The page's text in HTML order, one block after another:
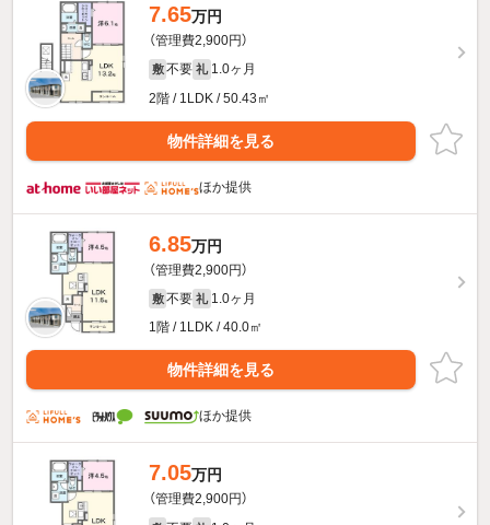
7.65万円
（管理費2,900円）
敷 不要 礼 1.0ヶ月
2階 / 1LDK / 50.43㎡
物件詳細を見る
ほか提供
6.85万円
（管理費2,900円）
敷 不要 礼 1.0ヶ月
1階 / 1LDK / 40.0㎡
物件詳細を見る
ほか提供
7.05万円
（管理費2,900円）